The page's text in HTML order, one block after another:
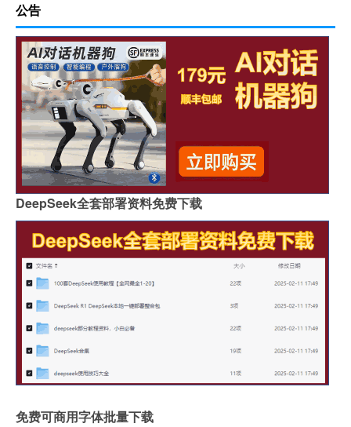
公告
DeepSeek全套部署资料免费下载
免费可商用字体批量下载